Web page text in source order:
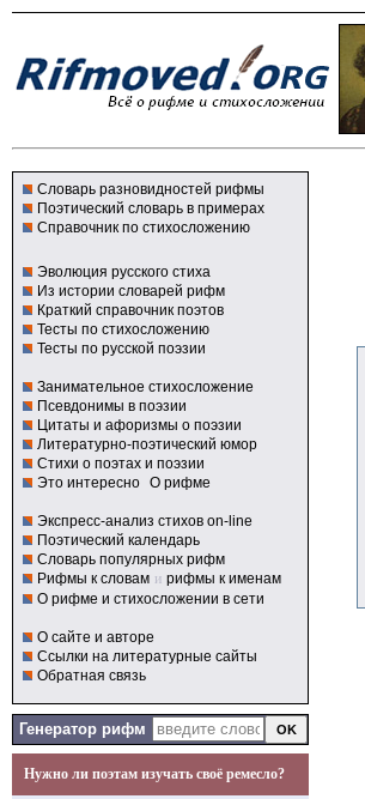
Словарь разновидностей рифмы
Поэтический словарь в примерах
Справочник по стихосложению
Эволюция русского стиха
Из истории словарей рифм
Краткий справочник поэтов
Тесты по стихосложению
Тесты по русской поэзии
Занимательное стихосложение
Псевдонимы в поэзии
Цитаты и афоризмы о поэзии
Литературно-поэтический юмор
Стихи о поэтах и поэзии
Это интересно О рифме
Экспресс-анализ стихов on-line
Поэтический календарь
Словарь популярных рифм
Рифмы к словам и рифмы к именам
О рифме и стихосложении в сети
О сайте и авторе
Ссылки на литературные сайты
Обратная связь
Генератор рифм
Нужно ли поэтам изучать своё ремесло?